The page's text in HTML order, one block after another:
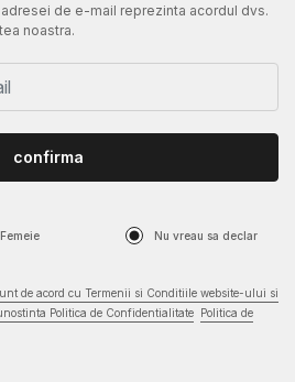
de e-mail reprezinta acordul dvs.
noastra.
Femeie Nu vreau sa declar
confirma
de acord cu Termenii si Conditiile website-ului si
Politica de Confidentialitate Politica de